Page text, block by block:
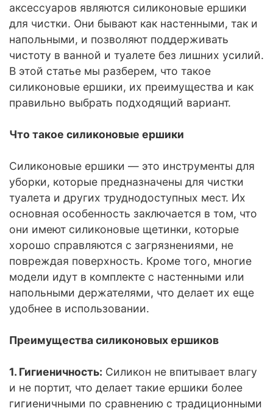
аксессуаров являются силиконовые ершики
для чистки. Они бывают как настенными, так и
напольными, и позволяют поддерживать
чистоту в ванной и туалете без лишних усилий.
В этой статье мы разберем, что такое
силиконовые ершики, их преимущества и как
правильно выбрать подходящий вариант.
Что такое силиконовые ершики
Силиконовые ершики — это инструменты для
уборки, которые предназначены для чистки
туалета и других труднодоступных мест. Их
основная особенность заключается в том, что
они имеют силиконовые щетинки, которые
хорошо справляются с загрязнениями, не
повреждая поверхность. Кроме того, многие
модели идут в комплекте с настенными или
напольными держателями, что делает их еще
удобнее в использовании.
Преимущества силиконовых ершиков
1. Гигиеничность: Силикон не впитывает влагу
и не портит, что делает такие ершики более
гигиеничными по сравнению с традиционными